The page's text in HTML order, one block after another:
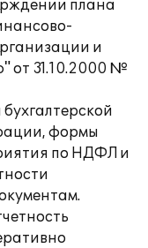
плана
и
от 31.10.2000 №
формы
по НДФЛ и